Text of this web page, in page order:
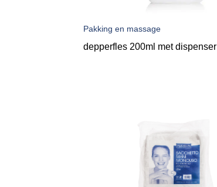
Pakking en massage
depperfles 200ml met dispenser